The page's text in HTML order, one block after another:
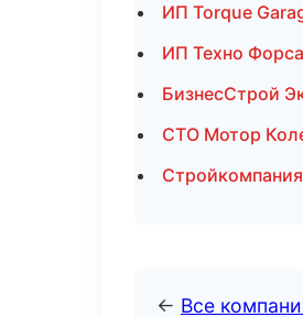
ИП Torque
ИП Техно
БизнесСтрой
СТО Мотор
← Все